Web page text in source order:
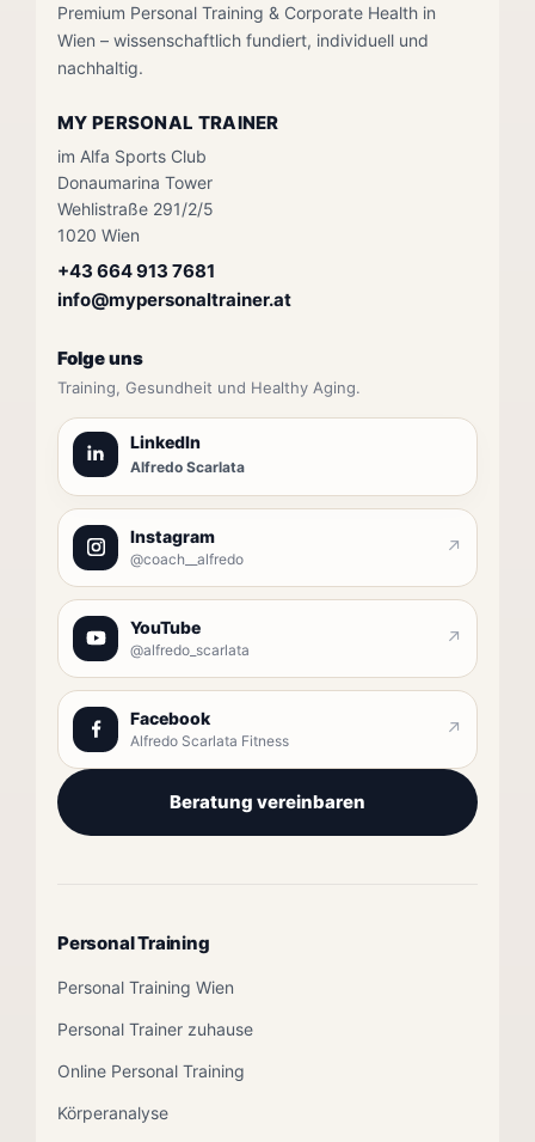
Premium Personal Training & Corporate Health in
Wien – wissenschaftlich fundiert, individuell und
nachhaltig.
MY PERSONAL TRAINER
im Alfa Sports Club
Donaumarina Tower
Wehlistraße 291/2/5
1020 Wien
+43 664 913 7681
info@mypersonaltrainer.at
Folge uns
Training, Gesundheit und Healthy Aging.
LinkedIn
Alfredo Scarlata
Instagram
@coach__alfredo ↗
YouTube
@alfredo_scarlata ↗
Facebook
Alfredo Scarlata Fitness ↗
Beratung vereinbaren
Personal Training
Personal Training Wien
Personal Trainer zuhause
Online Personal Training
Körperanalyse